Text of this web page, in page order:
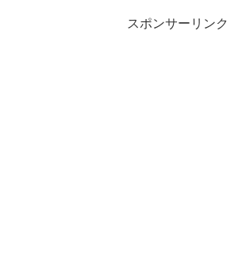
スポンサーリンク